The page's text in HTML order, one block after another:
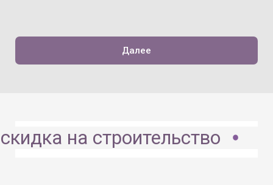
Далее
на строительство